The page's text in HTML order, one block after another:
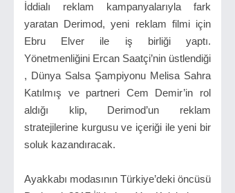
İddialı reklam kampanyalarıyla fark
yaratan Derimod, yeni reklam filmi için
Ebru Elver ile iş birliği yaptı.
Yönetmenliğini Ercan Saatçi’nin üstlendiği
, Dünya Salsa Şampiyonu Melisa Sahra
Katılmış ve partneri Cem Demir’in rol
aldığı klip, Derimod’un reklam
stratejilerine kurgusu ve içeriği ile yeni bir
soluk kazandıracak.
Ayakkabı modasının Türkiye’deki öncüsü